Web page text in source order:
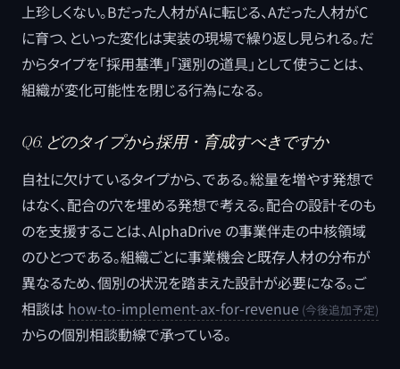
上珍しくない。Bだった人材がAに転じる、Aだった人材がC
に育つ、といった変化は実装の現場で繰り返し見られる。だ
からタイプを「採用基準」「選別の道具」として使うことは、
組織が変化可能性を閉じる行為になる。
Q6. どのタイプから採用・育成すべきですか
自社に欠けているタイプから、である。総量を増やす発想で
はなく、配合の穴を埋める発想で考える。配合の設計そのも
のを支援することは、AlphaDrive の事業伴走の中核領域
のひとつである。組織ごとに事業機会と既存人材の分布が
異なるため、個別の状況を踏まえた設計が必要になる。ご
相談は how-to-implement-ax-for-revenue
からの個別相談動線で承っている。